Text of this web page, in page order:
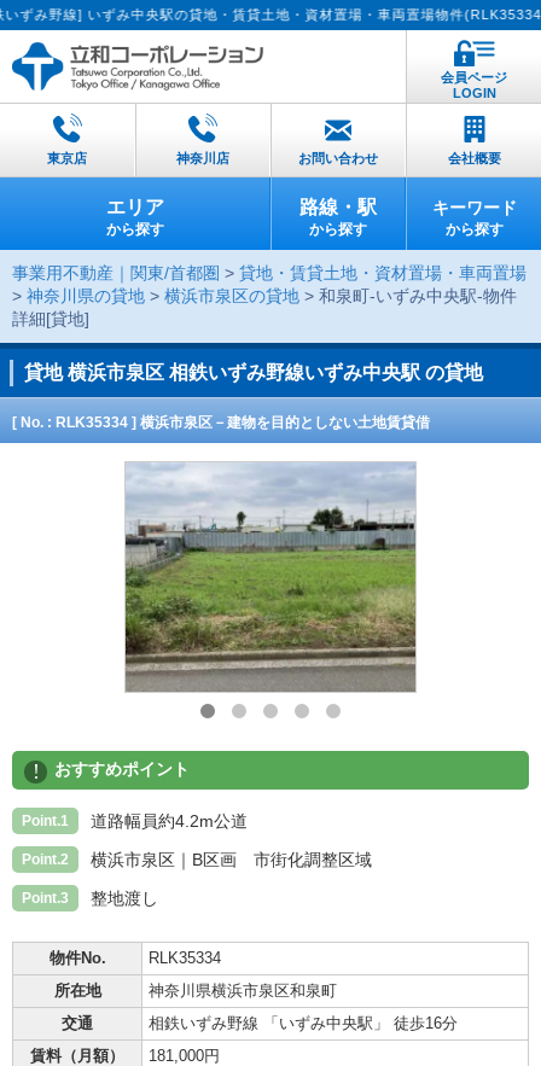
いずみ中央駅の貸地・賃貸土地・資材置場・車両置場物件(RLK35334)です。
会員ページ
LOGIN
東京店 神奈川店 お問い合わせ 会社概要
エリア
から探す
路線・駅
から探す
キーワード
から探す
事業用不動産｜関東/首都圏 > 貸地・賃貸土地・資材置場・車両置場
> 神奈川県の貸地 > 横浜市泉区の貸地 > 和泉町-いずみ中央駅-物件
詳細[貸地]
貸地横浜市泉区 相鉄いずみ野線いずみ中央駅 の貸地
[ No. : RLK35334 ] 横浜市泉区－建物を目的としない土地賃貸借
! おすすめポイント
Point.1 道路幅員約4.2m公道
Point.2 横浜市泉区｜B区画 市街化調整区域
Point.3 整地渡し
物件No.
RLK35334
所在地
神奈川県横浜市泉区和泉町
交通
相鉄いずみ野線 「いずみ中央駅」 徒歩16分
賃料（月額）
181,000円